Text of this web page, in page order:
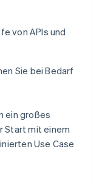
von APIs und
Sie bei Bedarf
ein großes
Start mit einem
Use Case